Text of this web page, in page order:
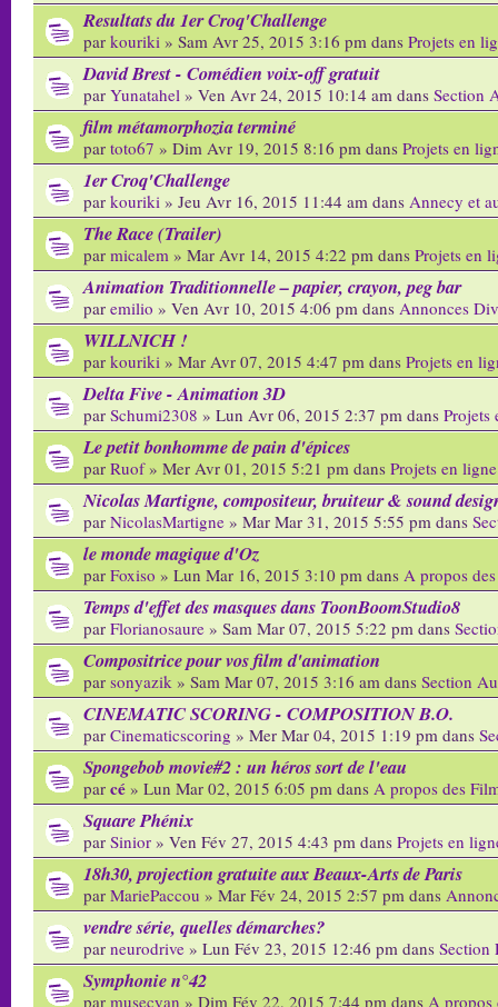
Resultats du 1er Croq'Challenge
par kouriki » Sam Avr 25, 2015 3:16 pm dans Projets en
David Brest - Comédien voix-off gratuit
par Yunatahel » Ven Avr 24, 2015 10:14 am dans Section
film métamorphozia terminé
par toto67 » Dim Avr 19, 2015 8:16 pm dans Projets en
1er Croq'Challenge
par kouriki » Jeu Avr 16, 2015 11:44 am dans Annecy et
The Race (Trailer)
par micalem » Mar Avr 14, 2015 4:22 pm dans Projets en
Animation Traditionnelle – papier, crayon, peg bar
par emilio » Ven Avr 10, 2015 4:06 pm dans Annonces
WILLNICH !
par kouriki » Mar Avr 07, 2015 4:47 pm dans Projets en
Delta Five - Animation 3D
par Schumi2308 » Lun Avr 06, 2015 2:37 pm dans Projets
Le petit bonhomme de pain d'épices
par Ruof» Mer Avr 01, 2015 5:21 pm dans Projets en ligne
Nicolas Martigne, compositeur, bruiteur & sound
par NicolasMartigne » Mar Mar 31, 2015 5:55 pm dans
le monde magique d'Oz
par Foxiso » Lun Mar 16, 2015 3:10 pm dans A propos
Temps d'effet des masques dans ToonBoomStudio8
par Florianosaure » Sam Mar 07, 2015 5:22 pm dans
Compositrice pour vos film d'animation
par sonyazik » Sam Mar 07, 2015 3:16 am dans Section
CINEMATIC SCORING - COMPOSITION B.O.
par Cinematicscoring » Mer Mar 04, 2015 1:19 pm dans
Spongebob movie#2 : un héros sort de l'eau
par cé » Lun Mar 02, 2015 6:05 pm dans A propos des
Square Phénix
par Sinior » Ven Fév 27, 2015 4:43 pm dans Projets en
18h30, projection gratuite aux Beaux-Arts de Paris
par MariePaccou » Mar Fév 24, 2015 2:57 pm dans
vendre série, quelles démarches?
par neurodrive » Lun Fév 23, 2015 12:46 pm dans Section
Symphonie n°42
par musecyan » Dim Fév 22, 2015 7:44 pm dans A propos